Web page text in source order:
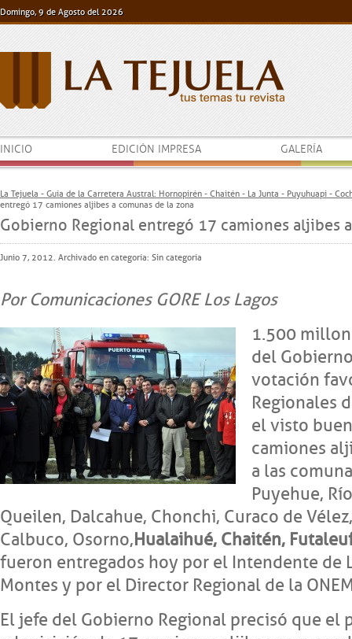
Domingo, 9 de Agosto del 2026
INICIO EDICIÓN IMPRESA GALERÍA
La Tejuela - Guía de la Carretera Austral: Hornopirén - Chaitén - La Junta - Puyuhuapi -
entregó 17 camiones aljibes a comunas de la zona
Gobierno Regional entregó 17 camiones aljibes
Junio 7, 2012. Archivado en categoría: Sin categoría
Por Comunicaciones GORE Los Lagos
1.500
del
votación
Regionales
el visto
camiones
a las
Puyehue,
Queilen, Dalcahue, Chonchi, Curaco de
Calbuco, Osorno,Hualaihué, Chaitén,
fueron entregados hoy por el Intendente de
Montes y por el Director Regional de la
El jefe del Gobierno Regional precisó que el